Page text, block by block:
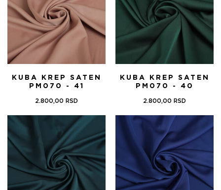
KUBA KREP SATEN
PM070 - 41
2.800,00 RSD
KUBA KREP SATEN
PM070 - 40
2.800,00 RSD